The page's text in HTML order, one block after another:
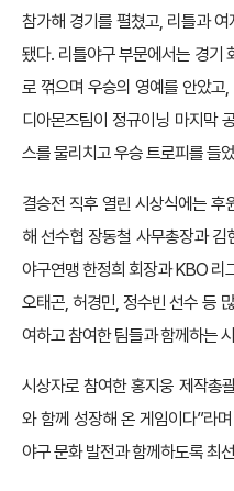
참가해 경기를 펼쳤고, 리틀과
됐다. 리틀야구 부문에서는 경기
로 꺾으며 우승의 영예를 안았고
디아몬즈팀이 정규이닝 마지막
스를 물리치고 우승 트로피를 들
결승전 직후 열린 시상식에는 후
해 선수협 장동철 사무총장과
야구연맹 한정희 회장과 KBO 리
오태곤, 허경민, 정수빈 선수 등
여하고 참여한 팀들과 함께하는
시상자로 참여한 홍지웅 제작총
와 함께 성장해 온 게임이다”라
야구 문화 발전과 함께하도록 최